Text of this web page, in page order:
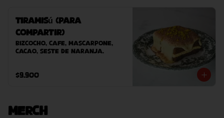
Tiramisú (Para
Compartir)
Bizcocho, cafe, mascarpone,
cacao, seste de naranja.
$9.900
Merch